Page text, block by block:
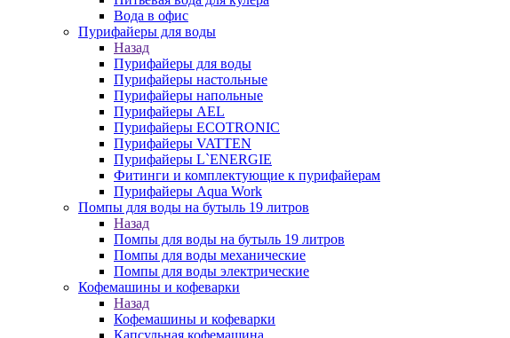
Вода в офис
Пурифайеры для воды
Назад
Пурифайеры для воды
Пурифайеры настольные
Пурифайеры напольные
Пурифайеры AEL
Пурифайеры ECOTRONIC
Пурифайеры VATTEN
Пурифайеры L`ENERGIE
Фитинги и комплектующие к пурифайерам
Пурифайеры Aqua Work
Помпы для воды на бутыль 19 литров
Назад
Помпы для воды на бутыль 19 литров
Помпы для воды механические
Помпы для воды электрические
Кофемашины и кофеварки
Назад
Кофемашины и кофеварки
Капсульная кофемашина